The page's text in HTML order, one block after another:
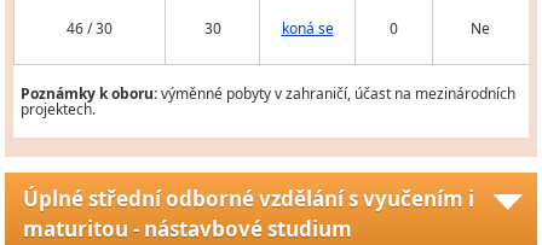
46 / 30 30 koná se 0 Ne
Poznámky k oboru:výměnné pobyty v zahraničí, účast na mezinárodních
projektech.
Úplné střední odborné vzdělání s vyučením i
maturitou - nástavbové studium